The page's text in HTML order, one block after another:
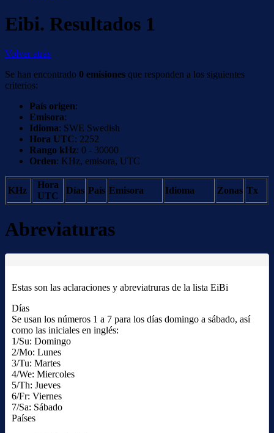
Eibi. Resultados 1
Volver atrás
Se han encontrado 0 emisiones que responden a los siguientes
criterios:
País origen:
Emisora:
Idioma: SWE Swedish
Hora UTC: 2252
Rango kHz: 0 - 30000
Orden: KHz, emisora, UTC
KHz
Hora
UTC
Días País Emisora Idioma Zonas Tx
Abreviaturas
Estas son las aclaraciones y abreviatruras de la lista EiBi
Días
Se usan los números 1 a 7 para los días domingo a sábado, así
como las iniciales en inglés:
1/Su: Domingo
2/Mo: Lunes
3/Tu: Martes
4/We: Miercoles
5/Th: Jueves
6/Fr: Viernes
7/Sa: Sábado
Países